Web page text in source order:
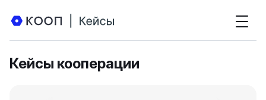
Кейсы кооперации